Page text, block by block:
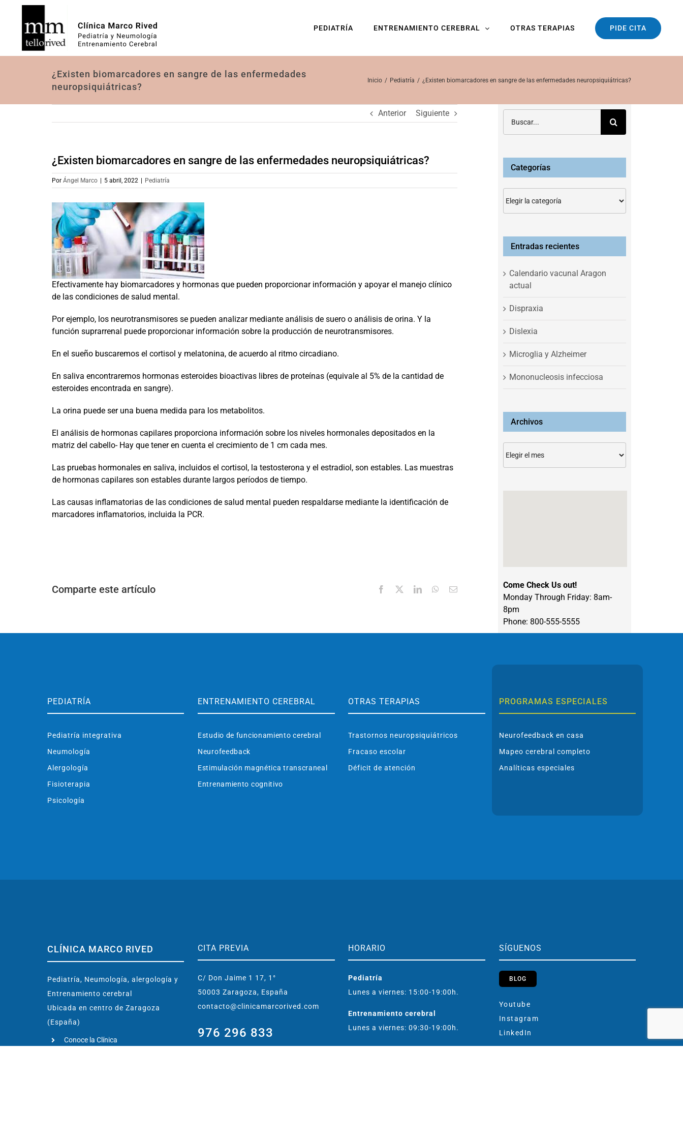
contenido
PEDIATRÍA ENTRENAMIENTO CEREBRAL OTRAS TERAPIAS PIDE CITA
¿Existen biomarcadores en sangre de las enfermedades
neuropsiquiátricas?
Inicio Pediatría ¿Existen biomarcadores en sangre de las enfermedades neuropsiquiátricas?
Anterior Siguiente
¿Existen biomarcadores en sangre de las enfermedades neuropsiquiátricas?
Por Ángel Marco 5 abril, 2022 Pediatría
Efectivamente hay biomarcadores y hormonas que pueden proporcionar información y apoyar el manejo clínico
de las condiciones de salud mental.
Por ejemplo, los neurotransmisores se pueden analizar mediante análisis de suero o análisis de orina. Y la
función suprarrenal puede proporcionar información sobre la producción de neurotransmisores.
En el sueño buscaremos el cortisol y melatonina, de acuerdo al ritmo circadiano.
En saliva encontraremos hormonas esteroides bioactivas libres de proteínas (equivale al 5% de la cantidad de
esteroides encontrada en sangre).
La orina puede ser una buena medida para los metabolitos.
El análisis de hormonas capilares proporciona información sobre los niveles hormonales depositados en la
matriz del cabello- Hay que tener en cuenta el crecimiento de 1 cm cada mes.
Las pruebas hormonales en saliva, incluidos el cortisol, la testosterona y el estradiol, son estables. Las muestras
de hormonas capilares son estables durante largos períodos de tiempo.
Las causas inflamatorias de las condiciones de salud mental pueden respaldarse mediante la identificación de
marcadores inflamatorios, incluida la PCR.
Comparte este artículo Facebook
X LinkedInWhatsApp
Correo
Categorías
Entradas recientes
Calendario vacunal Aragon
actual
Dispraxia
Dislexia
Microglia y Alzheimer
Mononucleosis infecciosa
Archivos
Come Check Us out!
Monday Through Friday: 8am-
8pm
Phone: 800-555-5555
PEDIATRÍA
Pediatría integrativa
Neumología
Alergología
Fisioterapia
Psicología
ENTRENAMIENTO CEREBRAL
Estudio de funcionamiento cerebral
Neurofeedback
Estimulación magnética transcraneal
Entrenamiento cognitivo
OTRAS TERAPIAS
Trastornos neuropsiquiátricos
Fracaso escolar
Déficit de atención
PROGRAMAS ESPECIALES
Neurofeedback en casa
Mapeo cerebral completo
Analíticas especiales
CLÍNICA MARCO RIVED
Pediatría, Neumología, alergología y
Entrenamiento cerebral
Ubicada en centro de Zaragoza
(España)
Conoce la Clínica
CITA PREVIA
C/ Don Jaime 1 17, 1°
50003 Zaragoza, España
contacto@clinicamarcorived.com
976 296 833
HORARIO
Pediatría
Lunes a viernes: 15:00-19:00h.
Entrenamiento cerebral
Lunes a viernes: 09:30-19:00h.
SÍGUENOS
BLOG
Youtube
Instagram
LinkedIn